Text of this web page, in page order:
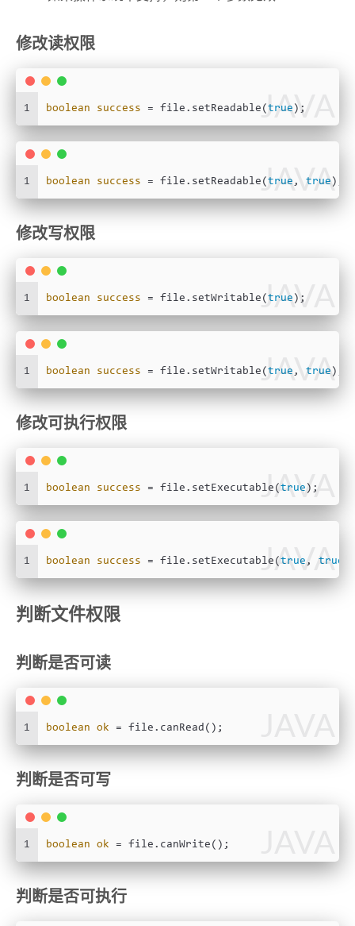
修改读权限
JAVA
1 boolean success = file.setReadable( true );
JAVA
1 boolean success = file.setReadable( true , true );
修改写权限
JAVA
1 boolean success = file.setWritable( true );
JAVA
1 boolean success = file.setWritable( true , true );
修改可执行权限
JAVA
1 boolean success = file.setExecutable( true );
JAVA
1 boolean success = file.setExecutable( true , true
判断文件权限
判断是否可读
1 boolean ok = file.canRead();
判断是否可写
1 boolean ok = file.canWrite();
判断是否可执行